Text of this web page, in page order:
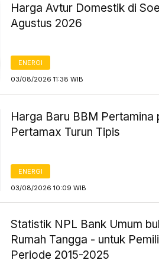
Harga Avtur Domestik di
Agustus 2026
ENERGI
03/08/2026 11:38 WIB
Harga Baru BBM Pertamina
Pertamax Turun Tipis
ENERGI
03/08/2026 10:09 WIB
Statistik NPL Bank Umum
Rumah Tangga - untuk
Periode 2015-2025